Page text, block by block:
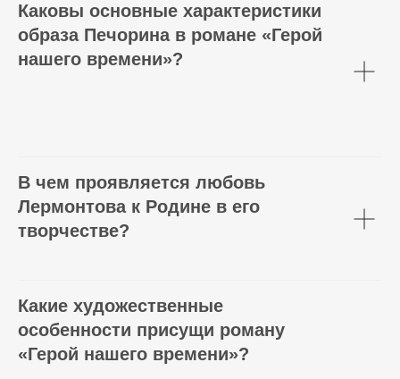
Каковы основные характеристики
образа Печорина в романе «Герой
нашего времени»?
В чем проявляется любовь
Лермонтова к Родине в его
творчестве?
Какие художественные
особенности присущи роману
«Герой нашего времени»?